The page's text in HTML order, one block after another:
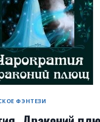
ФЭНТЕЗИ